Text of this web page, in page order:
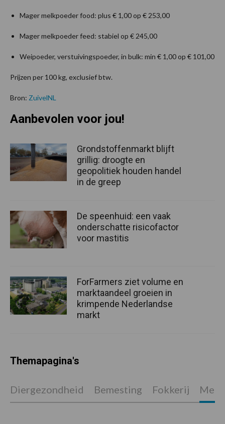
Mager melkpoeder food: plus € 1,00 op € 253,00
Mager melkpoeder feed: stabiel op € 245,00
Weipoeder, verstuivingspoeder, in bulk: min € 1,00 op € 101,00
Prijzen per 100 kg, exclusief btw.
Bron: ZuivelNL
Aanbevolen voor jou!
Grondstoffenmarkt blijft
grillig: droogte en
geopolitiek houden handel
in de greep
De speenhuid: een vaak
onderschatte risicofactor
voor mastitis
ForFarmers ziet volume en
marktaandeel groeien in
krimpende Nederlandse
markt
Themapagina's
Diergezondheid Bemesting Fokkerij